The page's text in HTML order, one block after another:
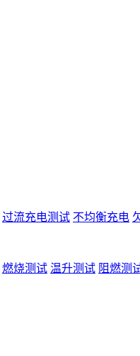
过流充电测试 不均衡充电
燃烧测试 温升测试 阻燃测